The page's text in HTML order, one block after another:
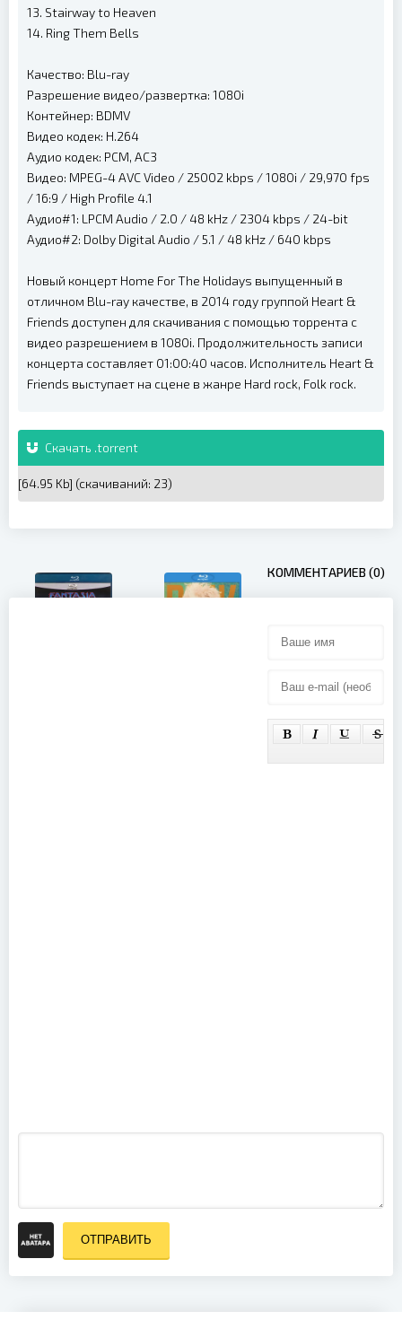
13. Stairway to Heaven
14. Ring Them Bells
Качество: Blu-ray
Разрешение видео/развертка: 1080i
Контейнер: BDMV
Видео кодек: H.264
Аудио кодек: PCM, AC3
Видео: MPEG-4 AVC Video / 25002 kbps / 1080i / 29,970 fps
/ 16:9 / High Profile 4.1
Аудио#1: LPCM Audio / 2.0 / 48 kHz / 2304 kbps / 24-bit
Аудио#2: Dolby Digital Audio / 5.1 / 48 kHz / 640 kbps
Новый концерт Home For The Holidays выпущенный в
отличном Blu-ray качестве, в 2014 году группой Heart &
Friends доступен для скачивания с помощью торрента с
видео разрешением в 1080i. Продолжительность записи
концерта составляет 01:00:40 часов. Исполнитель Heart &
Friends выступает на сцене в жанре Hard rock, Folk rock.
Скачать .torrent
[64.95 Kb] (cкачиваний: 23)
КОММЕНТАРИЕВ (0)
ОТПРАВИТЬ